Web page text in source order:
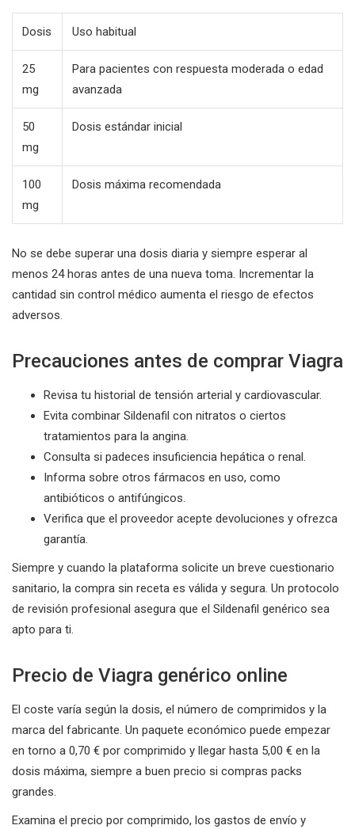
Dosis Uso habitual
25
mg
Para pacientes con respuesta moderada o edad
avanzada
50
mg
Dosis estándar inicial
100
mg
Dosis máxima recomendada
No se debe superar una dosis diaria y siempre esperar al
menos 24 horas antes de una nueva toma. Incrementar la
cantidad sin control médico aumenta el riesgo de efectos
adversos.
Precauciones antes de comprar Viagra
Revisa tu historial de tensión arterial y cardiovascular.
Evita combinar Sildenafil con nitratos o ciertos
tratamientos para la angina.
Consulta si padeces insuficiencia hepática o renal.
Informa sobre otros fármacos en uso, como
antibióticos o antifúngicos.
Verifica que el proveedor acepte devoluciones y ofrezca
garantía.
Siempre y cuando la plataforma solicite un breve cuestionario
sanitario, la compra sin receta es válida y segura. Un protocolo
de revisión profesional asegura que el Sildenafil genérico sea
apto para ti.
Precio de Viagra genérico online
El coste varía según la dosis, el número de comprimidos y la
marca del fabricante. Un paquete económico puede empezar
en torno a 0,70 € por comprimido y llegar hasta 5,00 € en la
dosis máxima, siempre a buen precio si compras packs
grandes.
Examina el precio por comprimido, los gastos de envío y